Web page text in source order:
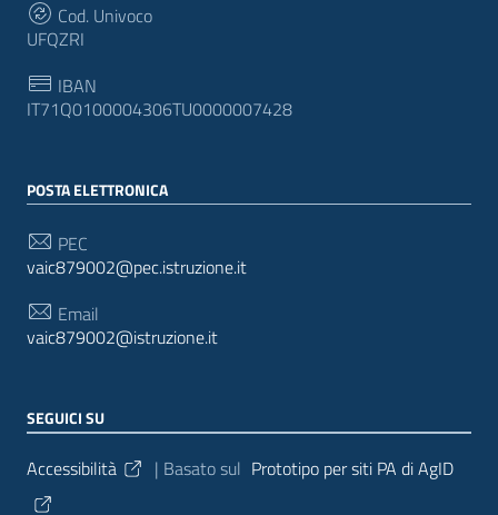
Cod. Univoco
UFQZRI
IBAN
IT71Q0100004306TU0000007428
POSTA ELETTRONICA
PEC
vaic879002@pec.istruzione.it
Email
vaic879002@istruzione.it
SEGUICI SU
Sezione Link Utili
Accessibilità | Basato sul Prototipo per siti PA di AgID